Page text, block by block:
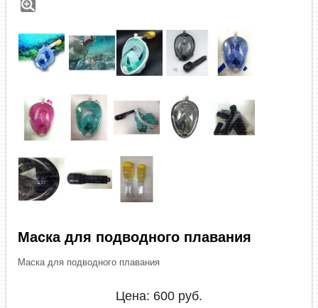
Маска для подводного плавания
Маска для подводного плавания
Цена: 600 руб.